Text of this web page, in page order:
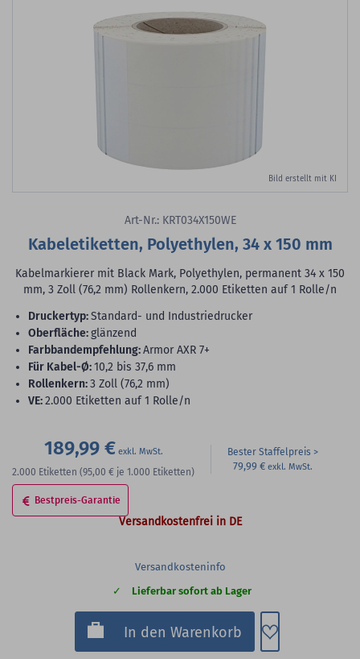
Bild erstellt mit KI
Art-Nr.: KRT034X150WE
Kabeletiketten, Polyethylen, 34 x 150 mm
Kabelmarkierer mit Black Mark, Polyethylen, permanent 34 x 150
mm, 3 Zoll (76,2 mm) Rollenkern, 2.000 Etiketten auf 1 Rolle/n
Druckertyp:Standard- und Industriedrucker
Oberfläche:glänzend
Farbbandempfehlung:Armor AXR 7+
für Kabel-Ø:10,2 bis 37,6 mm
Rollenkern:3 Zoll (76,2 mm)
VE:2.000 Etiketten auf 1 Rolle/n
189,99 €
2.000 Etiketten (95,00 € je 1.000 Etiketten)
Bester Staffelpreis
79,99 €
Bestpreis-Garantie
Versandkostenfrei in DE
Versandkosteninfo
Lieferbar sofort ab Lager
In den Warenkorb Zum